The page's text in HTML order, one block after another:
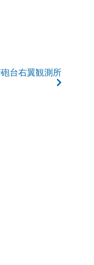
台右翼観測所